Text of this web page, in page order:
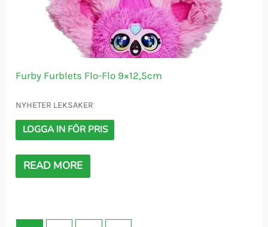
Furby Furblets Flo-Flo 9×12,5cm
NYHETER LEKSAKER
LOGGA IN FÖR PRIS
READ MORE